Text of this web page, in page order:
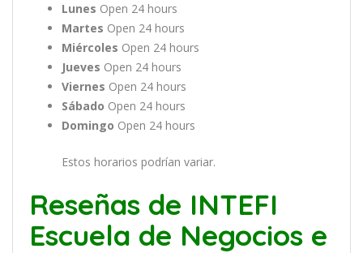
Lunes Open 24 hours
Martes Open 24 hours
Miércoles Open 24 hours
Jueves Open 24 hours
Viernes Open 24 hours
Sábado Open 24 hours
Domingo Open 24 hours
Estos horarios podrían variar.
Reseñas de INTEFI
Escuela de Negocios e